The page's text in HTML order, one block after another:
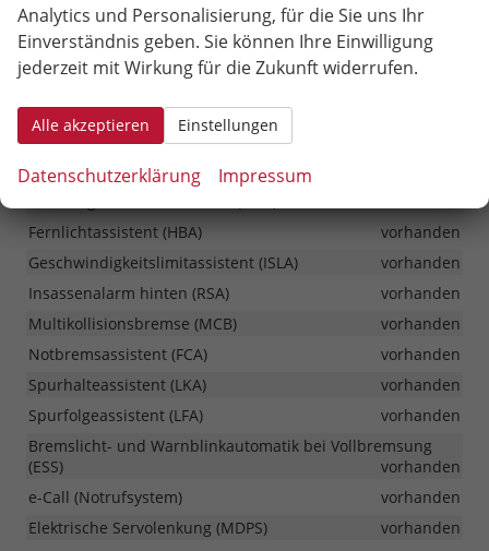
Seitenairbag für Fahrer und Beifahrer
vorhanden
Alarmanlage
vorhanden
Antiblockiersystem (ABS)
vorhanden
Aufmerksamkeitsassistent (DAW)
Berganfahrhilfe (HAC)
Elektronisches Stabilitätsprogramm (ESP)
Fernlichtassistent (HBA)
vorhanden
Geschwindigkeitslimitassistent (ISLA)
vorhanden
Insassenalarm hinten (RSA)
vorhanden
Multikollisionsbremse (MCB)
vorhanden
Notbremsassistent (FCA)
vorhanden
Spurhalteassistent (LKA)
vorhanden
Spurfolgeassistent (LFA)
vorhanden
Bremslicht- und Warnblinkautomatik bei Vollbremsung
(ESS)
vorhanden
e-Call (Notrufsystem)
vorhanden
Elektrische Servolenkung (MDPS)
vorhanden
Analytics und Personalisierung, für die Sie uns Ihr
Einverständnis geben. Sie können Ihre Einwilligung
jederzeit mit Wirkung für die Zukunft widerrufen.
Alle akzeptieren Einstellungen
Datenschutzerklärung Impressum